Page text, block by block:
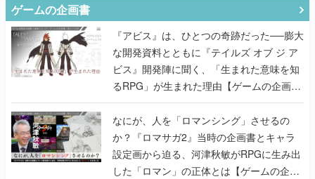
ゲームの企画書
『アビス』は、ひとつの奇跡だった──膨大
な開発資料とともに『テイルズ オブ ジ ア
ビス』開発陣に聞く、「生まれた意味を知
るRPG」が生まれた理由【ゲームの企画
書】
なにが、人を「ロマンシング」させるの
か？『ロマサガ2』当時の企画書とキャラ
設定画から迫る、河津秋敏がRPGに生み出
した「ロマン」の正体とは【ゲームの企画